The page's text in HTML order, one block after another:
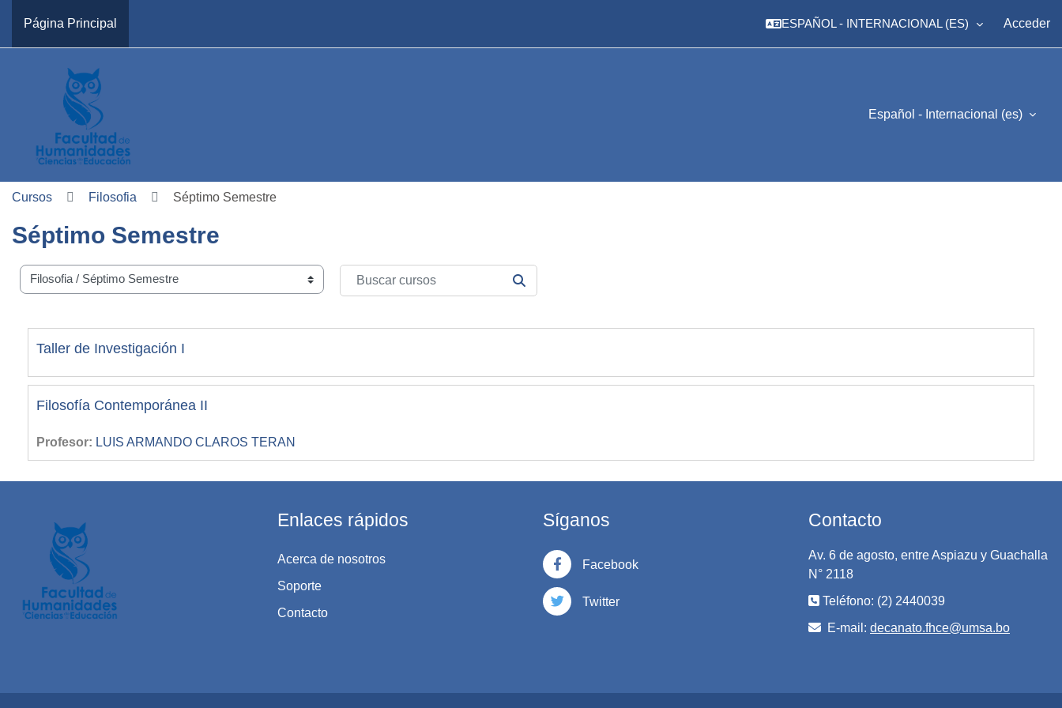
Página Principal
ESPAÑOL - INTERNACIONAL ‎(ES)‎ Acceder
Español - Internacional ‎(es)‎
Cursos Filosofia Séptimo Semestre
Séptimo Semestre
Buscar cursos
BUSCAR CURSOS
Taller de Investigación I
Filosofía Contemporánea II
Profesor: LUIS ARMANDO CLAROS TERAN
Enlaces rápidos
Acerca de nosotros
Soporte
Contacto
Síganos
Facebook
Twitter
Contacto
Av. 6 de agosto, entre Aspiazu y Guachalla
N° 2118
Teléfono: (2) 2440039
E-mail: decanato.fhce@umsa.bo